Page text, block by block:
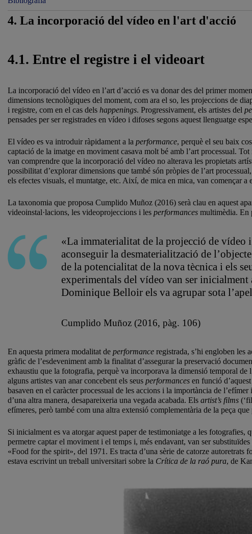
4. La incorporació del vídeo en l'art d'acció
4.1. Entre el registre i el videoart
La incorporació del vídeo en l’art d’acció es va donar des del primer
dimensions tecnològiques del moment, com ara el so, les projeccions de
i registre, com en el cas dels happenings. Progressivament, els artistes del
pensades per ser registrades en vídeo i difoses segons aquest llenguatge
El vídeo es va introduir ràpidament a la performance, perquè el seu baix
captació de la imatge en moviment casava molt bé amb l’art processual. Tot
van comprendre que la incorporació del vídeo no alterava les propietats
possibilitat d’explorar dimensions que també són pròpies de l’art
els efectes visuals, el muntatge, etc. Així, de mica en mica, van començar
La taxonomia que proposa Cumplido Muñoz (2016) serà clau en aquest
videoinstal·lacions, les videoprojeccions i les performances multimèdia. En
«La immaterialitat de la projecció de vídeo
aconseguir la desmaterialització de
de la potencialitat de la nova tècnica i els
experimentals del vídeo van ser inicialment
Dominique Belloir els va agrupar sota
Cumplido Muñoz (2016, pàg. 106)
En aquesta primera modalitat de performance registrada, s’hi engloben les
gràfic de l’esdeveniment amb la finalitat d’assegurar la preservació
exhaustiu que la fotografia, perquè va incorporava la dimensió temporal de
alguns artistes van anar concebent els seus performances en funció
basaven en el caràcter processual de les accions i la importància de
d’una altra manera, desapareixeria una vegada acabada. Els artist’s films
efímeres, però també com una altra extensió complementària de la peça
Si inicialment es va atorgar aquest paper de testimoniatge a les fotografies,
permetre captar el moviment i el temps i, més endavant, van ser
«Food for the spirit», del 1971. Es tracta d’una sèrie de catorze
estava escrivint un treball universitari sobre la Crítica de la raó pura, de